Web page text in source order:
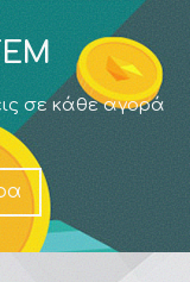
σε κάθε αγορά